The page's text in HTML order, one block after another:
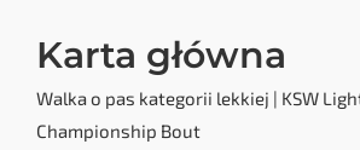
Karta główna
Walka o pas kategorii lekkiej | KSW
Championship Bout